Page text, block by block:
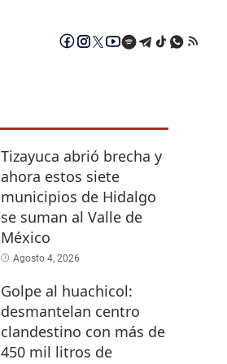
Tizayuca abrió brecha y
ahora estos siete
municipios de Hidalgo
se suman al Valle de
México
Agosto 4, 2026
Golpe al huachicol:
desmantelan centro
clandestino con más de
450 mil litros de